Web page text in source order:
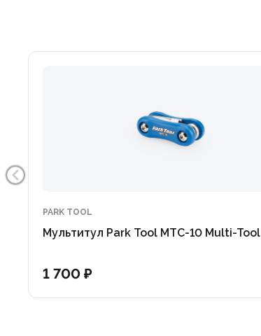
PARK TOOL
Мультитул Park Tool MTC-10 Multi-Tool
1 700 ₽